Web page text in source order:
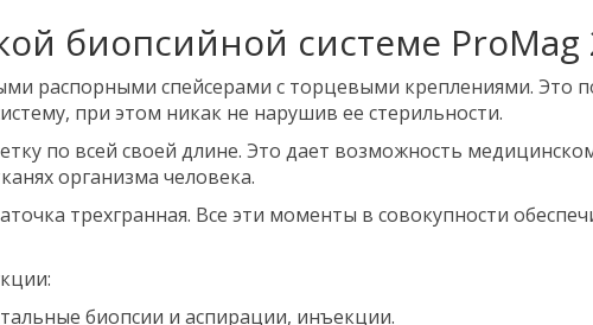
биопсийной системе ProMag
распорными спейсерами с торцевыми креплениями. Это
при этом никак не нарушив ее стерильности.
по всей своей длине. Это дает возможность
организма человека.
трехгранная. Все эти моменты в совокупности
биопсии и аспирации, инъекции.